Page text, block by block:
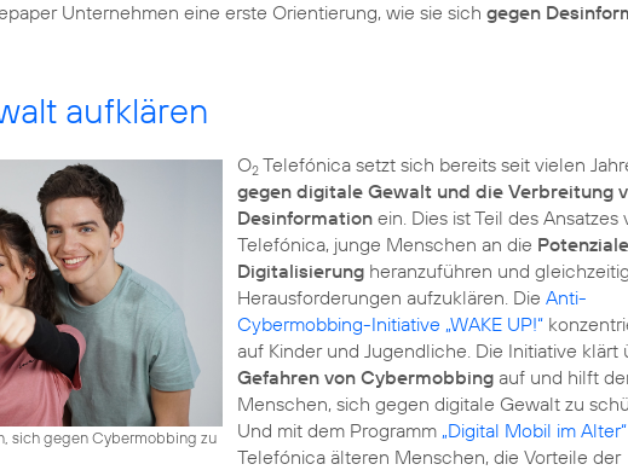
Unternehmen eine erste Orientierung, wie sie sich gegen
aufklären
sich gegen Cybermobbing zu
O2Telefónica setzt sich bereits seit vielen
gegen digitale Gewalt und die Verbreitung
Desinformationein. Dies ist Teil des Ansatzes
Telefónica, junge Menschen an die
Digitalisierungheranzuführen und
Herausforderungen aufzuklären. Die Anti-
Cybermobbing-Initiative „WAKE UP!“
auf Kinder und Jugendliche. Die Initiative klärt
Gefahren von Cybermobbingauf und hilft
Menschen, sich gegen digitale Gewalt zu
Und mit dem Programm „Digital Mobil im Alter“
Telefónica älteren Menschen, die Vorteile der